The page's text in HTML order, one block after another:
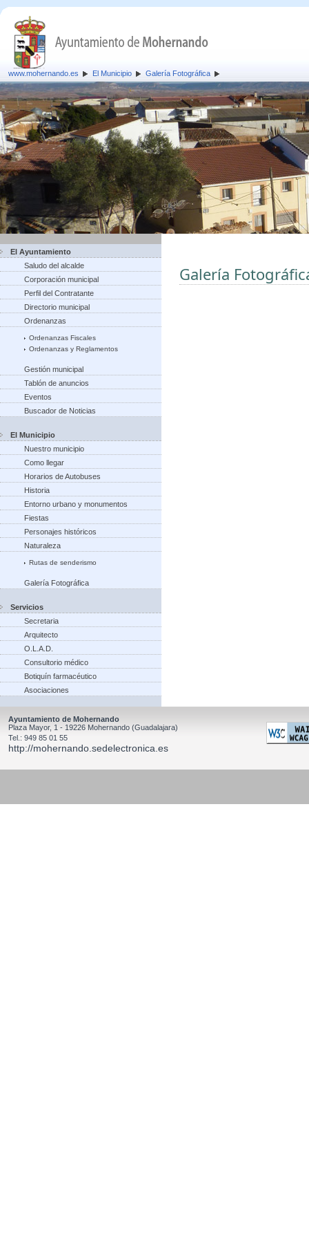
www.mohernando.es El Municipio Galería Fotográfica
El Ayuntamiento
Saludo del alcalde
Corporación municipal
Perfil del Contratante
Directorio municipal
Ordenanzas
Ordenanzas Fiscales
Ordenanzas y Reglamentos
Gestión municipal
Tablón de anuncios
Eventos
Buscador de Noticias
El Municipio
Nuestro municipio
Como llegar
Horarios de Autobuses
Historia
Entorno urbano y monumentos
Fiestas
Personajes históricos
Naturaleza
Rutas de senderismo
Galería Fotográfica
Servicios
Secretaria
Arquitecto
O.L.A.D.
Consultorio médico
Botiquín farmacéutico
Asociaciones
Galería
Ayuntamiento de Mohernando
Plaza Mayor, 1 - 19226 Mohernando (Guadalajara)
Tel.: 949 85 01 55
http://mohernando.sedelectronica.es